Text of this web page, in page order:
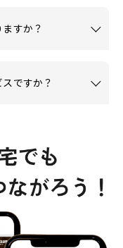
すか？
ですか？